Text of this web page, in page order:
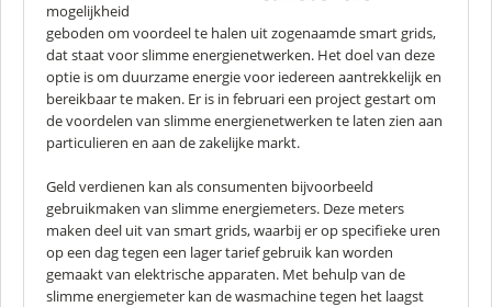
mogelijkheid
geboden om voordeel te halen uit zogenaamde smart grids,
dat staat voor slimme energienetwerken. Het doel van deze
optie is om duurzame energie voor iedereen aantrekkelijk en
bereikbaar te maken. Er is in februari een project gestart om
de voordelen van slimme energienetwerken te laten zien aan
particulieren en aan de zakelijke markt.
Geld verdienen kan als consumenten bijvoorbeeld
gebruikmaken van slimme energiemeters. Deze meters
maken deel uit van smart grids, waarbij er op specifieke uren
op een dag tegen een lager tarief gebruik kan worden
gemaakt van elektrische apparaten. Met behulp van de
slimme energiemeter kan de wasmachine tegen het laagst